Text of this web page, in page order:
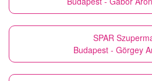
SPAR
Budapest - Görgey